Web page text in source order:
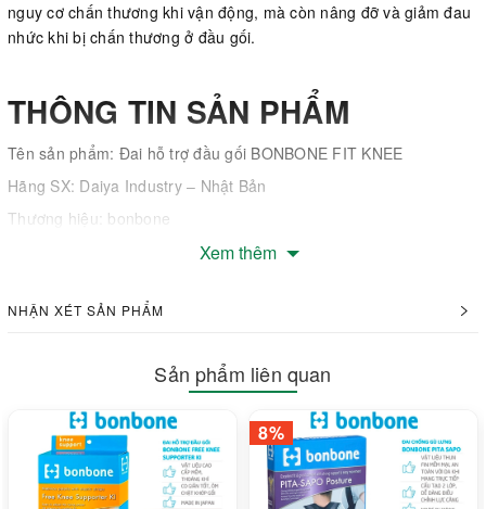
nguy cơ chấn thương khi vận động, mà còn nâng đỡ và giảm đau
nhức khi bị chấn thương ở đầu gối.
THÔNG TIN SẢN PHẨM
Tên sản phẩm: Đai hỗ trợ đầu gối BONBONE FIT KNEE
Hãng SX: Daiya Industry – Nhật Bản
Thương hiệu: bonbone
Màu sắc: Màu đen
TÍNH NĂNG SẢN PHẨM
Đai hỗ trợ đầu gối BONBONE FIT KNEE là một sản phẩm hỗ trợ
bảo vệ đầu gối tốt, đến từ thương hiệu bonbone – Chuyên gia đai
xương khớp số 1 Nhật Bản. Một số tính năng của sản phẩm:
Xem thêm
NHẬN XÉT SẢN PHẨM
Sản phẩm liên quan
8%